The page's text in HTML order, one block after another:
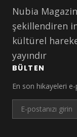
Nubia
şekillendiren
kültürel
yayındır
BÜLTEN
En son hikayeleri e-